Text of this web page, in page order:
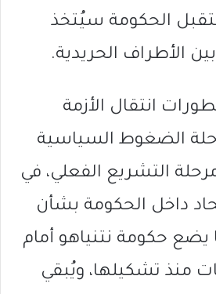
الحكومة سيُتخذ
الأطراف الحريدية.
انتقال الأزمة
الضغوط السياسية
التشريع الفعلي، في
داخل الحكومة بشأن
يضع حكومة نتنياهو أمام
منذ تشكيلها، ويُبقي